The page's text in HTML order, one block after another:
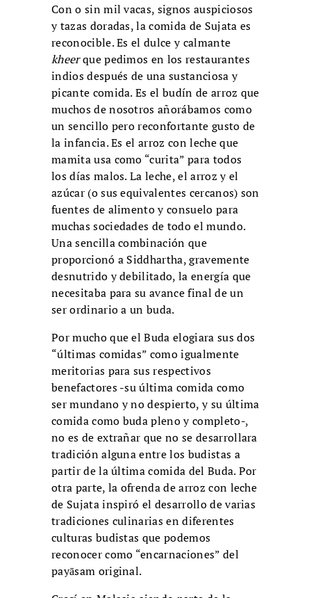
Con o sin mil vacas, signos auspiciosos
y tazas doradas, la comida de Sujata es
reconocible. Es el dulce y calmante
kheerque pedimos en los restaurantes
indios después de una sustanciosa y
picante comida. Es el budín de arroz que
muchos de nosotros añorábamos como
un sencillo pero reconfortante gusto de
la infancia. Es el arroz con leche que
mamita usa como “curita” para todos
los días malos. La leche, el arroz y el
azúcar (o sus equivalentes cercanos) son
fuentes de alimento y consuelo para
muchas sociedades de todo el mundo.
Una sencilla combinación que
proporcionó a Siddhartha, gravemente
desnutrido y debilitado, la energía que
necesitaba para su avance final de un
ser ordinario a un buda.
Por mucho que el Buda elogiara sus dos
“últimas comidas” como igualmente
meritorias para sus respectivos
benefactores -su última comida como
ser mundano y no despierto, y su última
comida como buda pleno y completo-,
no es de extrañar que no se desarrollara
tradición alguna entre los budistas a
partir de la última comida del Buda. Por
otra parte, la ofrenda de arroz con leche
de Sujata inspiró el desarrollo de varias
tradiciones culinarias en diferentes
culturas budistas que podemos
reconocer como “encarnaciones” del
payāsam original.